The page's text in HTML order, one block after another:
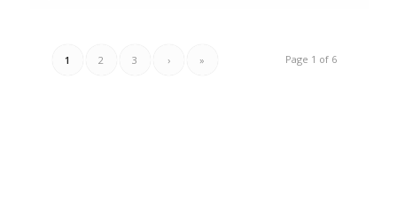
Page 1 of 6
1 2 3 › »